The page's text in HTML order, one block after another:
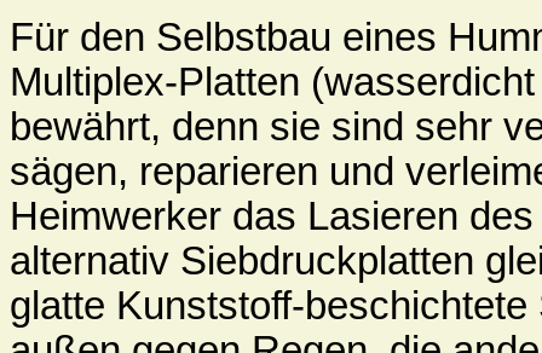
Für den Selbstbau eines
Multiplex-Platten
bewährt, denn sie sind sehr
sägen, reparieren und
Heimwerker das Lasieren
alternativ Siebdruckplatten
glatte Kunststoff-